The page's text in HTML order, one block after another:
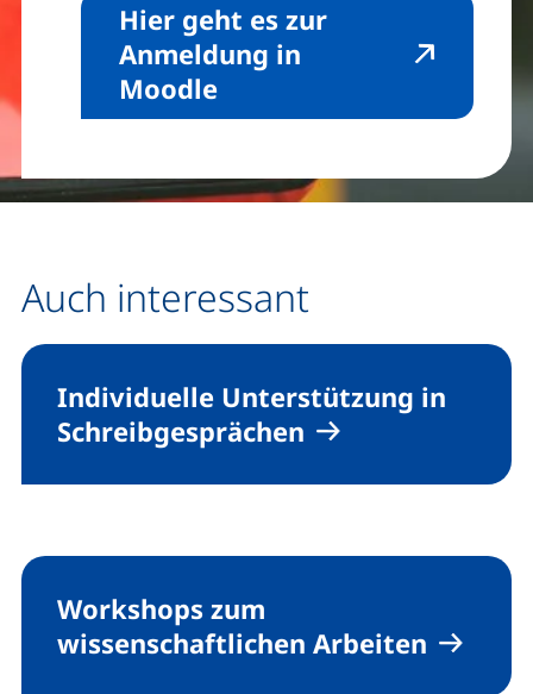
Hier geht es zur
Anmeldung in
Moodle(externer Link, öffnet
Auch interessant
Individuelle Unterstützung in
Schreibgesprächen
Workshops zum
wissenschaftlichen Arbeiten